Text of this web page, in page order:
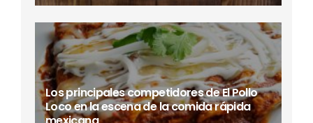
Los principales competidores de El Pollo
Loco en la escena de la comida rápida